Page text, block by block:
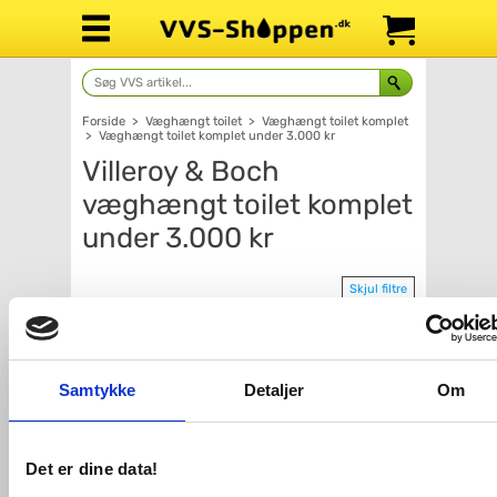
Samtykke Detaljer Om
Det er dine data!
Forside > Væghængt toilet > Væghængt toilet komplet
> Væghængt toilet komplet under 3.000 kr
Villeroy & Boch
væghængt toilet komplet
under 3.000 kr
Skjul filtre
Pris Producent
Farve på trykknap Kompakt